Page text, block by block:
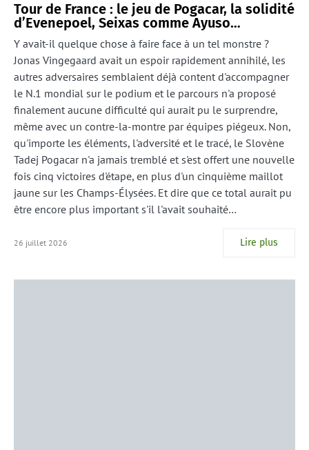
Tour de France : le jeu de Pogacar, la solidité
d’Evenepoel, Seixas comme Ayuso…
Y avait-il quelque chose à faire face à un tel monstre ?
Jonas Vingegaard avait un espoir rapidement annihilé, les
autres adversaires semblaient déjà content d'accompagner
le N.1 mondial sur le podium et le parcours n'a proposé
finalement aucune difficulté qui aurait pu le surprendre,
même avec un contre-la-montre par équipes piégeux. Non,
qu'importe les éléments, l'adversité et le tracé, le Slovène
Tadej Pogacar n'a jamais tremblé et s'est offert une nouvelle
fois cinq victoires d'étape, en plus d'un cinquième maillot
jaune sur les Champs-Élysées. Et dire que ce total aurait pu
être encore plus important s'il l'avait souhaité…
26 juillet 2026 Lire plus